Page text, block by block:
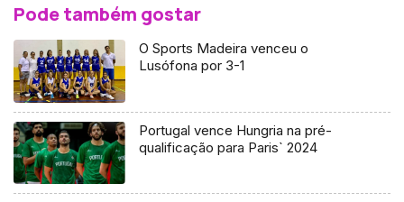
Pode também gostar
O Sports Madeira venceu o
Lusófona por 3-1
Portugal vence Hungria na pré-
qualificação para Paris` 2024